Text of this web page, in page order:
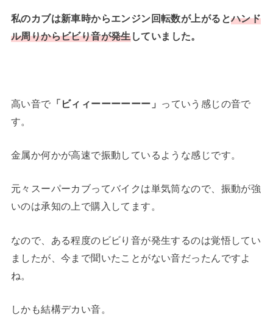
私のカブは新車時からエンジン回転数が上がるとハンド
ル周りからビビり音が発生していました。
高い音で 「ビィィーーーーーー」
っていう感じの音で
す。
金属か何かが高速で振動しているような感じです。
元々スーパーカブってバイクは単気筒なので、振動が強
いのは承知の上で購入してます。
なので、ある程度のビビり音が発生するのは覚悟してい
ましたが、今まで聞いたことがない音だったんですよ
ね。
しかも結構デカい音。